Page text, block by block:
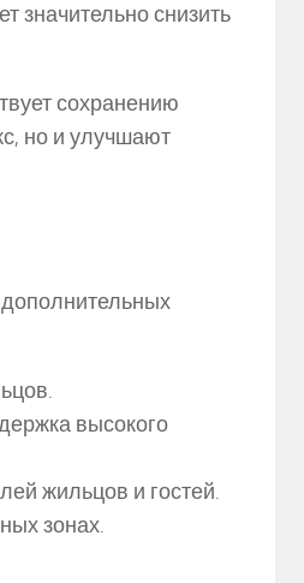
значительно снизить
сохранению
но и улучшают
высокого
жильцов и гостей.
зонах.